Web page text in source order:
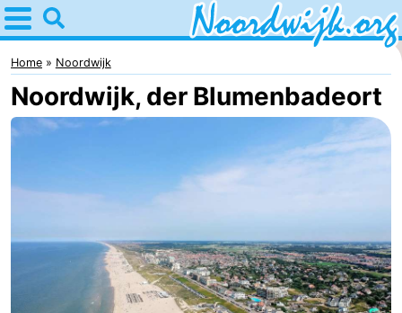
Home
Noordwijk
Tipps
Für
Kindern
Übernachten
Campingplätze
Ferienhäuser
Home Noordwijk
Noordwijk, der Blumenbadeort